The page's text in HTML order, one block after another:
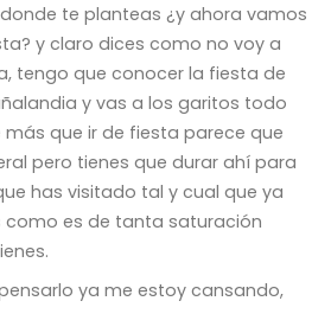
te planteas ¿y ahora vamos
y claro dices como no voy a
tengo que conocer la fiesta de
y vas a los garitos todo
que ir de fiesta parece que
pero tienes que durar ahí para
has visitado tal y cual que ya
como es de tanta saturación
ya me estoy cansando,